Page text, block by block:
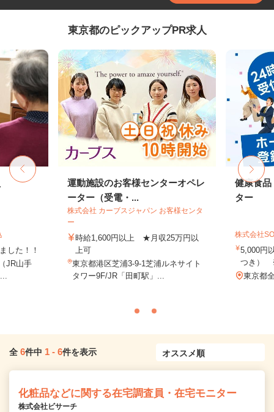
東京都のピックアップPR求人
した！！
JR山手
運動施設のお客様センターオペレ
ーター（受電・...
株式会社 カーブスジャパン お客様センタ
ー
時給1,600円以上 ★月収25万円以
上可
東京都港区芝浦3-9-1芝浦ルネサイト
タワー9F/JR「田町駅」...
健康食品
ター
株式会社
5,000円
つき）
東京都
全 6件中 1 - 6件を表示
化粧品などに関する在宅調査員・在宅モニター
株式会社ビサーチ